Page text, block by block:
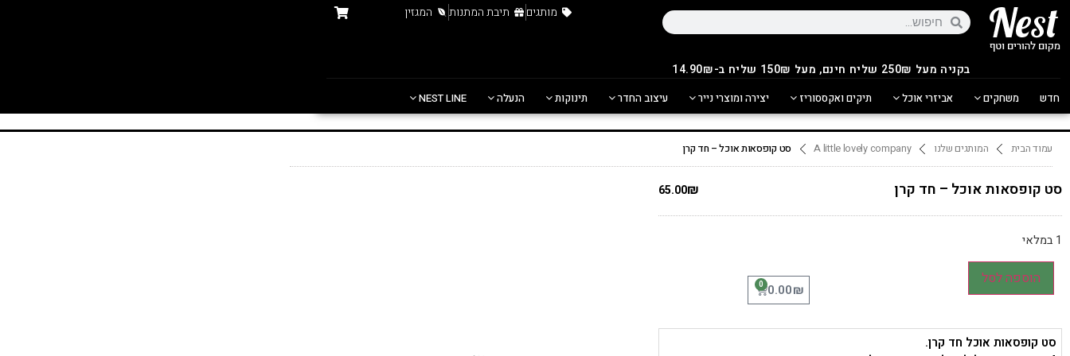
בקניה מעל 250 ₪ שליח חינם, מעל 150₪ שליח ב-14.90₪
מותגים תיבת המתנות המגזין
חדש משחקים אביזרי אוכל תיקים ואקססוריז יצירה ומוצרי נייר עיצוב החדר תינוקות הנעלה NEST LINE
עמוד הבית המותגים שלנו A little lovely company סט קופסאות אוכל – חד קרן
סט קופסאות אוכל – חד קרן 65.00₪
1 במלאי
הוספה לסל
0.00₪
0
סט קופסאות אוכל חד קרן.